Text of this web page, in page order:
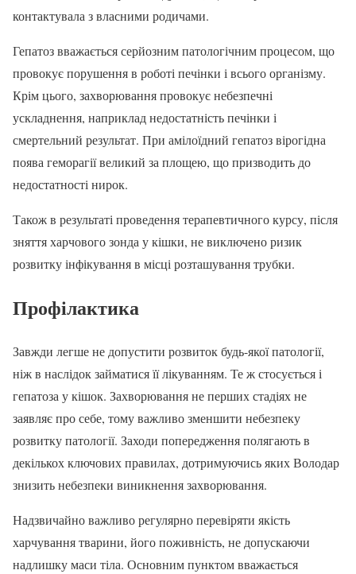
контактувала з власними родичами.
Гепатоз вважається серйозним патологічним процесом, що
провокує порушення в роботі печінки і всього організму.
Крім цього, захворювання провокує небезпечні
ускладнення, наприклад недостатність печінки і
смертельний результат. При амілоїдний гепатоз вірогідна
поява геморагії великий за площею, що призводить до
недостатності нирок.
Також в результаті проведення терапевтичного курсу, після
зняття харчового зонда у кішки, не виключено ризик
розвитку інфікування в місці розташування трубки.
Профілактика
Завжди легше не допустити розвиток будь-якої патології,
ніж в наслідок займатися її лікуванням. Те ж стосується і
гепатоза у кішок. Захворювання не перших стадіях не
заявляє про себе, тому важливо зменшити небезпеку
розвитку патології. Заходи попередження полягають в
декількох ключових правилах, дотримуючись яких Володар
знизить небезпеки виникнення захворювання.
Надзвичайно важливо регулярно перевіряти якість
харчування тварини, його поживність, не допускаючи
надлишку маси тіла. Основним пунктом вважається